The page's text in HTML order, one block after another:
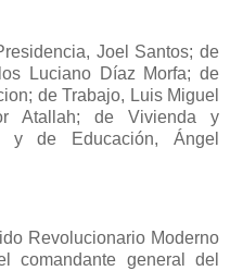
Joel Santos; de
Luciano Díaz Morfa; de
de Trabajo, Luis Miguel
Atallah; de Vivienda y
y de Educación, Ángel
Revolucionario Moderno
comandante general del